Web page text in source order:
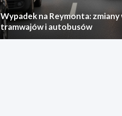
Wypadek na Reymonta:
tramwajów i autobusów